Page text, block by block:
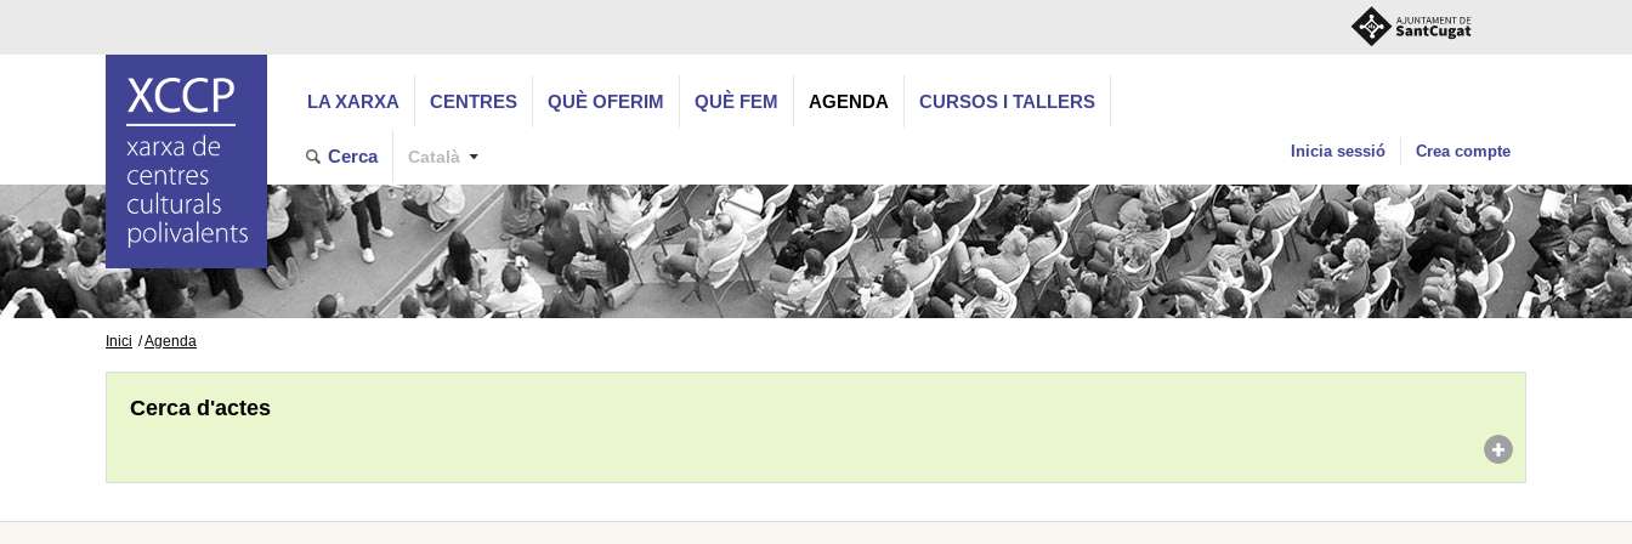
LA XARXA CENTRES QUÈ OFERIM QUÈ FEM AGENDA CURSOS I TALLERS
Cerca Català Inicia sessió Crea compte
Inici Agenda
Cerca d'actes